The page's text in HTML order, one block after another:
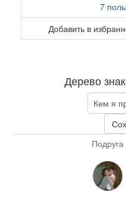
7
Добавить в
Дерево
Подруга